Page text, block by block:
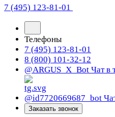
7 (495) 123-81-01
Телефоны
7 (495) 123-81-01
8 (800) 101-32-12
@ARGUS_X_Bot Чат в
@id7720669687_bot
Заказать звонок